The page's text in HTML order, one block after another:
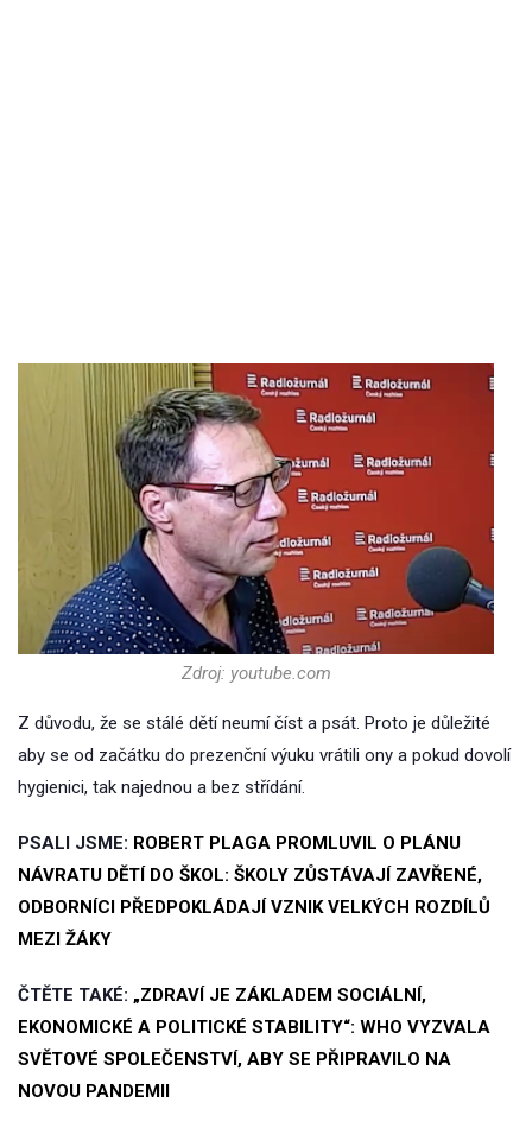
Zdroj: youtube.com
Z důvodu, že se stálé dětí neumí číst a psát. Proto je důležité
aby se od začátku do prezenční výuku vrátili ony a pokud dovolí
hygienici, tak najednou a bez střídání.
PSALI JSME: ROBERT PLAGA PROMLUVIL O PLÁNU
NÁVRATU DĚTÍ DO ŠKOL: ŠKOLY ZŮSTÁVAJÍ ZAVŘENÉ,
ODBORNÍCI PŘEDPOKLÁDAJÍ VZNIK VELKÝCH ROZDÍLŮ
MEZI ŽÁKY
ČTĚTE TAKÉ: „ZDRAVÍ JE ZÁKLADEM SOCIÁLNÍ,
EKONOMICKÉ A POLITICKÉ STABILITY“: WHO VYZVALA
SVĚTOVÉ SPOLEČENSTVÍ, ABY SE PŘIPRAVILO NA
NOVOU PANDEMII